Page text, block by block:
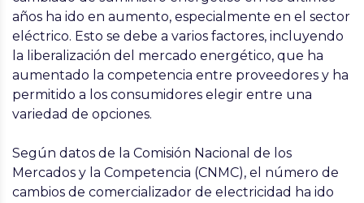
años ha ido en aumento, especialmente en el sector
eléctrico. Esto se debe a varios factores, incluyendo
la liberalización del mercado energético, que ha
aumentado la competencia entre proveedores y ha
permitido a los consumidores elegir entre una
variedad de opciones.
Según datos de la Comisión Nacional de los
Mercados y la Competencia (CNMC), el número de
cambios de comercializador de electricidad ha ido